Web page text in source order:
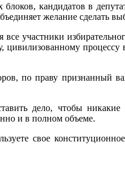
блоков, кандидатов в
желание сделать
участники
цивилизованному
по праву признанный
дело, чтобы
и в полном объеме.
свое